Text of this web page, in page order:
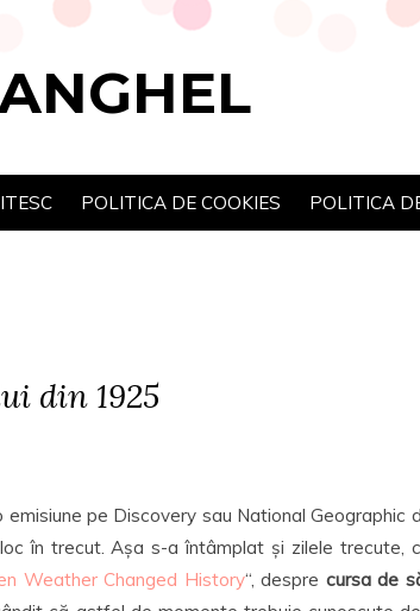
POLITICA DE COOKIES POLITICA
din 1925
emisiune pe Discovery sau National Geographic
în trecut. Așa s-a întâmplat și zilele trecute,
Weather Changed History“, despre cursa de